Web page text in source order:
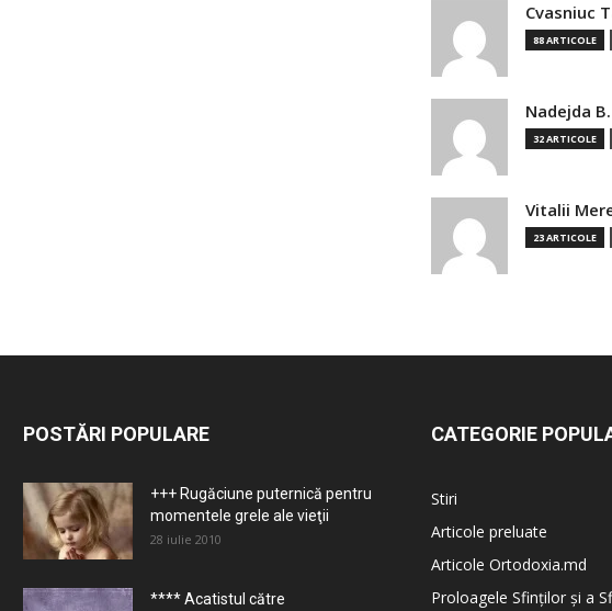
Cvasniuc
88 ARTICOLE
Nadejda B.
32 ARTICOLE
Vitalii
23 ARTICOLE
POSTĂRI POPULARE
+++ Rugăciune puternică pentru
momentele grele ale vieţii
28 iulie 2010
**** Acatistul către
CATEGORIE
Stiri
Articole preluate
Articole Ortodoxia.md
Proloagele Sfinților și a